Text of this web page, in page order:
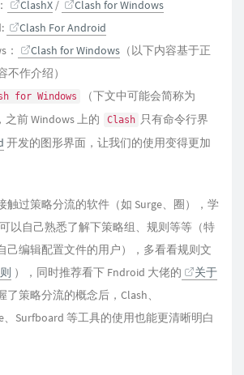
ClashX /
Clash for Windows
Clash For Android
：
Clash for Windows （以下内容基于正
不作介绍）
for Windows
（下文中可能会简称为
之前 Windows 上的
Clash 只有命令行界
开发的图形界面，让我们的使用变得更加
触过策略分流的软件（如 Surge、圈），学
以自己熟悉了解下策略组、规则等等（特
己编辑配置文件的用户），多看看规则文
），同时推荐看下 Fndroid 大佬的
关于
了策略分流的概念后，Clash、
Surfboard 等工具的使用也能更清晰明白